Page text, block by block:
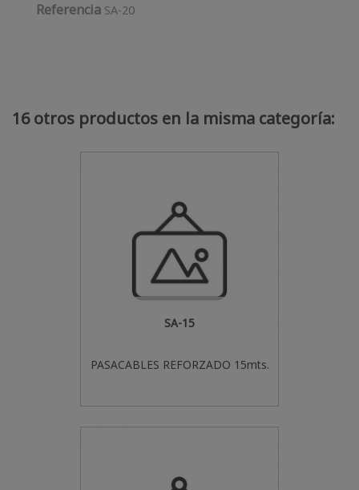
Referencia SA-20
16 otros productos en la misma categoría:
SA-15
PASACABLES REFORZADO 15mts.